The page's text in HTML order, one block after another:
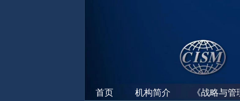
首页 机构简介 《战略与管